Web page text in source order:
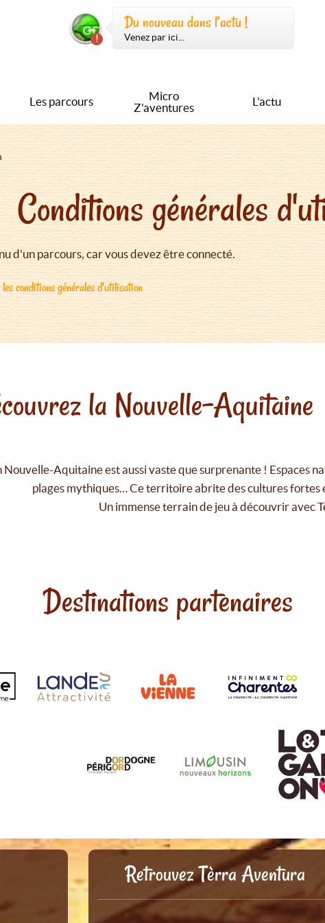
Du nouveau dans l’actu !
Venez par ici...
Les parcours
Micro
Z'aventures
L'actu
Conditions générales
d'un parcours, car vous devez être connecté.
conditions générales d'utilisation
la Nouvelle-Aquitaine
Nouvelle-Aquitaine est aussi vaste que surprenante ! Espaces
plages mythiques… Ce territoire abrite des cultures fortes
Un immense terrain de jeu à découvrir avec
Destinations partenaires
Retrouvez Tèrra Aventura